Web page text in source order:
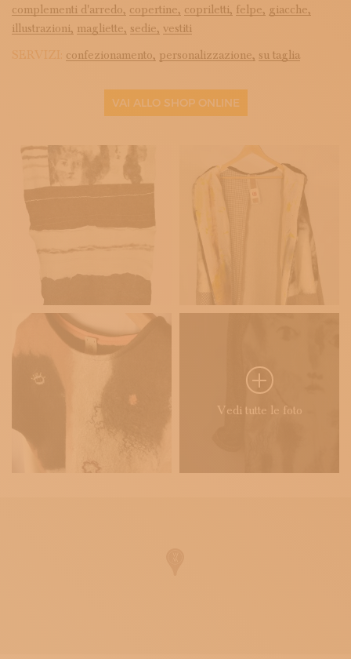
complementi d'arredo, copertine, copriletti, felpe, giacche,
illustrazioni, magliette, sedie, vestiti
SERVIZI: confezionamento, personalizzazione, su taglia
VAI ALLO SHOP ONLINE
Vedi tutte le foto